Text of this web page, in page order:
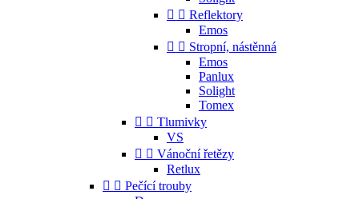
  Reflektory
Emos
  Stropní, nástěnná
Emos
Panlux
Solight
Tomex
  Tlumivky
VS
  Vánoční řetězy
Retlux
  Pečící trouby